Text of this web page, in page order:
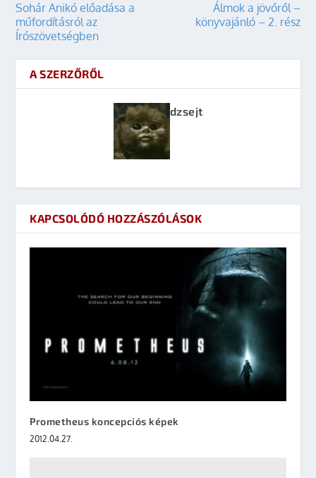
Sohár Anikó előadása a
műfordításról az
Írószövetségben
Álmok a jövőről –
könyvajánló – 2. rész
A SZERZŐRŐL
dzsejt
KAPCSOLÓDÓ HOZZÁSZÓLÁSOK
Prometheus koncepciós képek
2012.04.27.